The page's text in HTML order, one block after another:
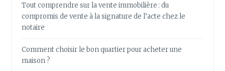
Tout comprendre sur la vente immobilière : du
compromis de vente à la signature de l’acte chez le
notaire
Comment choisir le bon quartier pour acheter une
maison ?